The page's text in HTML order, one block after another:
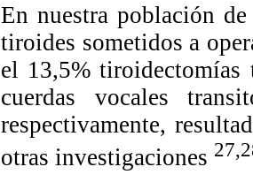
En nuestra población
tiroides sometidos a
el 13,5% tiroidectomías
cuerdas vocales
respectivamente,
otras investigaciones